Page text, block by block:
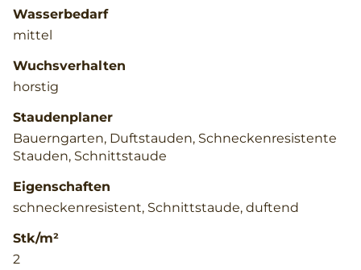
Wasserbedarf
mittel
Wuchsverhalten
horstig
Staudenplaner
Bauerngarten, Duftstauden, Schneckenresistente
Stauden, Schnittstaude
Eigenschaften
schneckenresistent, Schnittstaude, duftend
Stk/m²
2